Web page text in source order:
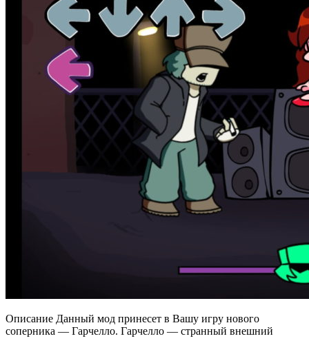
Описание Данный мод принесет в Вашу игру нового
соперника — Гарчелло. Гарчелло — странный внешний